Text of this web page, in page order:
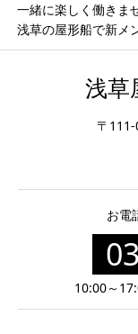
一緒に楽しく働きま
浅草の屋形船で新メ
浅草
〒
お電
10:00～